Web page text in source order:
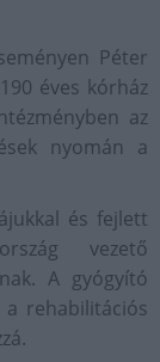
Péter
éves kórház
az
nyomán a
és fejlett
vezető
A gyógyító
rehabilitációs